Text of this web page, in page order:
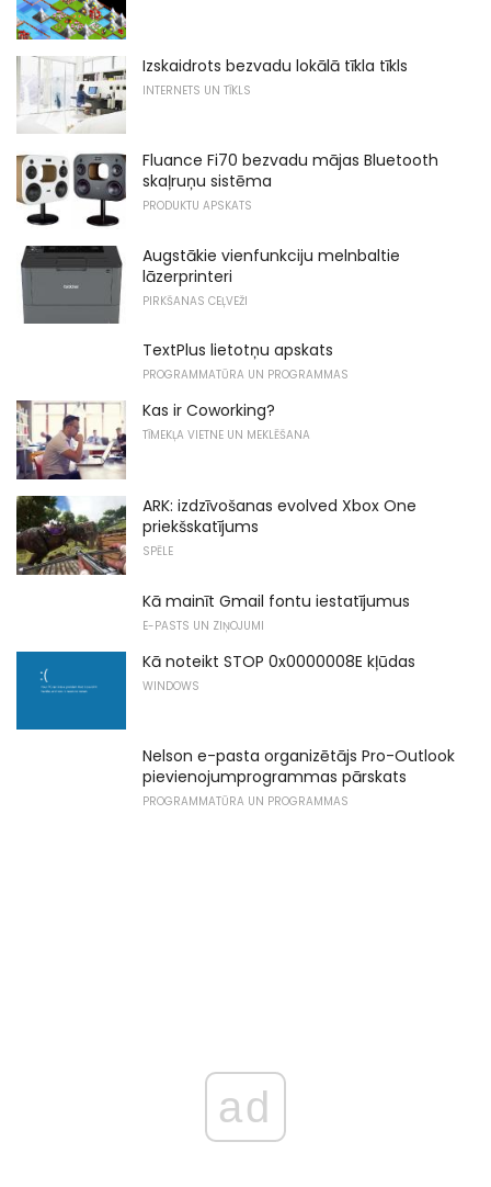
Izskaidrots bezvadu lokālā tīkla tīkls
INTERNETS UN TĪKLS
Fluance Fi70 bezvadu mājas Bluetooth
skaļruņu sistēma
PRODUKTU APSKATS
Augstākie vienfunkciju melnbaltie
lāzerprinteri
PIRKŠANAS CEĻVEŽI
TextPlus lietotņu apskats
PROGRAMMATŪRA UN PROGRAMMAS
Kas ir Coworking?
TĪMEKĻA VIETNE UN MEKLĒŠANA
ARK: izdzīvošanas evolved Xbox One
priekšskatījums
SPĒLE
Kā mainīt Gmail fontu iestatījumus
E-PASTS UN ZIŅOJUMI
Kā noteikt STOP 0x0000008E kļūdas
WINDOWS
Nelson e-pasta organizētājs Pro-Outlook
pievienojumprogrammas pārskats
PROGRAMMATŪRA UN PROGRAMMAS
ad